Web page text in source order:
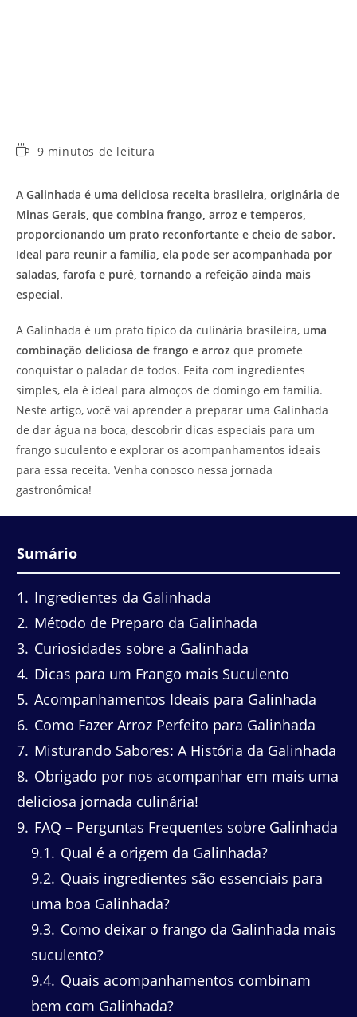
Tempo9 minutos de leitura
A Galinhada é uma deliciosa receita brasileira, originária de
Minas Gerais, que combina frango, arroz e temperos,
proporcionando um prato reconfortante e cheio de sabor.
Ideal para reunir a família, ela pode ser acompanhada por
saladas, farofa e purê, tornando a refeição ainda mais
especial.
A Galinhada é um prato típico da culinária brasileira, uma
combinação deliciosa de frango e arroz que promete
conquistar o paladar de todos. Feita com ingredientes
simples, ela é ideal para almoços de domingo em família.
Neste artigo, você vai aprender a preparar uma Galinhada
de dar água na boca, descobrir dicas especiais para um
frango suculento e explorar os acompanhamentos ideais
para essa receita. Venha conosco nessa jornada
gastronômica!
Sumário
1
Ingredientes da Galinhada
2 Método de Preparo da Galinhada
3 Curiosidades sobre a Galinhada
4 Dicas para um Frango mais Suculento
5 Acompanhamentos Ideais para Galinhada
6 Como Fazer Arroz Perfeito para Galinhada
7 Misturando Sabores: A História da Galinhada
8 Obrigado por nos acompanhar em mais uma
deliciosa jornada culinária!
9 FAQ – Perguntas Frequentes sobre Galinhada
9.1
Qual é a origem da Galinhada?
9.2 Quais ingredientes são essenciais para
uma boa Galinhada?
9.3 Como deixar o frango da Galinhada mais
suculento?
9.4 Quais acompanhamentos combinam
bem com Galinhada?